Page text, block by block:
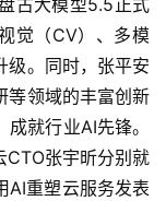
古大模型5.5正式
觉（CV）、多模
级。同时，张平安
等领域的丰富创新
就行业AI先锋。
CTO张宇昕分别就
AI重塑云服务发表